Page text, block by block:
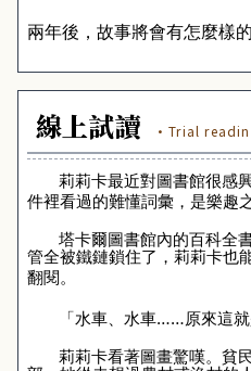
兩年後，故事將會有怎麼樣
線上試讀 ·Trial
莉莉卡最近對圖書館很感
件裡看過的難懂詞彙，是樂趣之
塔卡爾圖書館內的百科全
管全被鐵鏈鎖住了，莉莉卡也
翻閱。
「水車、水車……原來這就
莉莉卡看著圖畫驚嘆。貧